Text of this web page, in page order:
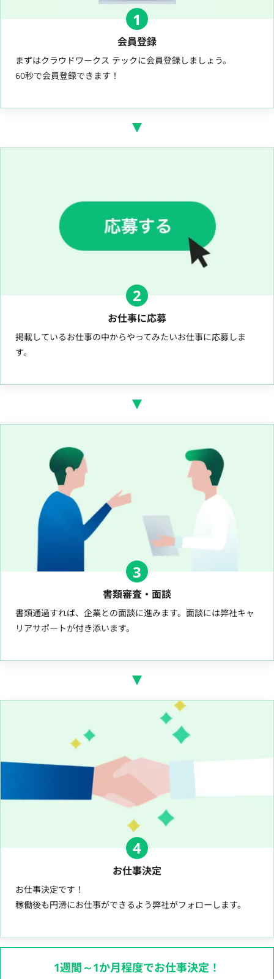
1
会員登録
まずはクラウドワークス テックに会員登録しましょう。
60秒で会員登録できます！
2
お仕事に応募
掲載しているお仕事の中からやってみたいお仕事に応募しま
す。
3
書類審査・面談
書類通過すれば、企業との面談に進みます。面談には弊社キャ
リアサポートが付き添います。
4
お仕事決定
お仕事決定です！
稼働後も円滑にお仕事ができるよう弊社がフォローします。
1週間～1か月程度でお仕事決定！